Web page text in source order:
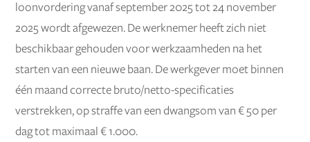
loonvordering vanaf september 2025 tot 24 november
2025 wordt afgewezen. De werknemer heeft zich niet
beschikbaar gehouden voor werkzaamheden na het
starten van een nieuwe baan. De werkgever moet binnen
één maand correcte bruto/netto-specificaties
verstrekken, op straffe van een dwangsom van € 50 per
dag tot maximaal € 1.000.